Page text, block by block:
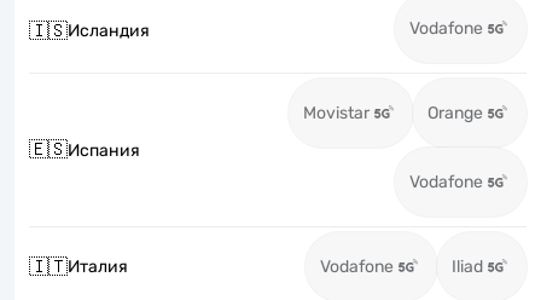
🇮🇸Исландия Vodafone
🇪🇸Испания
Movistar Orange
Vodafone
🇮🇹Италия Vodafone Iliad